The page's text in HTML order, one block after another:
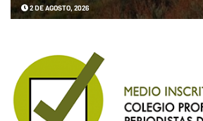
2 DE AGOSTO, 2026